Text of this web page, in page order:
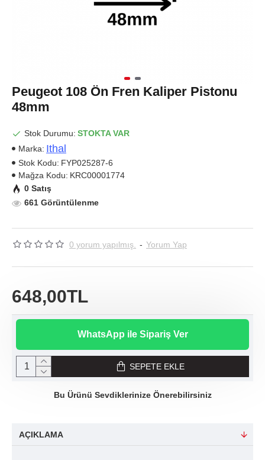
Peugeot 108 Ön Fren Kaliper Pistonu
48mm
Stok Durumu: STOKTA VAR
Marka: Ithal
Stok Kodu: FYP025287-6
Mağza Kodu: KRC00001774
0 Satış
661 Görüntülenme
0 yorum yapılmış. - Yorum Yap
648,00TL
WhatsApp ile Sipariş Ver
SEPETE EKLE
Bu Ürünü Sevdiklerinize Önerebilirsiniz
AÇIKLAMA